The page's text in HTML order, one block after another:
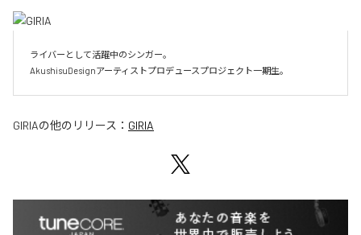
ライバーとして活躍中のシンガー。
AkushisuDesignアーティストプロデュースプロジェクト一期生。
GIRIAの他のリリース： GIRIA